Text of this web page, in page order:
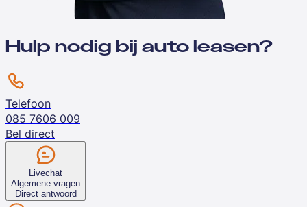
Hulp nodig bij auto leasen?
Telefoon
085 7606 009
Bel direct
Livechat
Algemene vragen
Direct antwoord